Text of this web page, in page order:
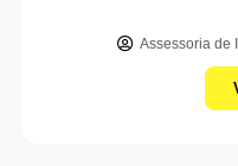
Assessoria de